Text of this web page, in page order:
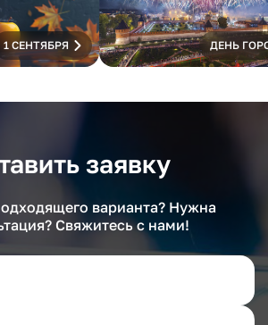
1 СЕНТЯБРЯ ДЕНЬ
заявку
варианта? Нужна
Свяжитесь с нами!